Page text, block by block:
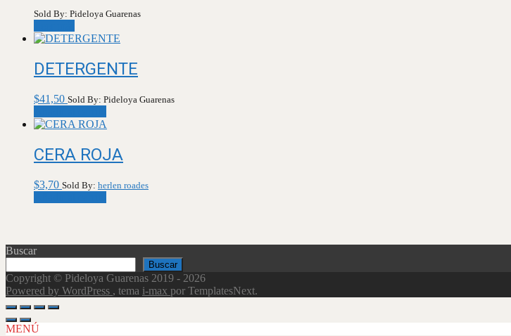
Sold By: Pideloya Guarenas
DETERGENTE
$41,50 Sold By: Pideloya Guarenas
CERA ROJA
$3,70 Sold By: herlen roades
Buscar
Buscar
Copyright © Pideloya Guarenas 2019 - 2026
Powered by WordPress , tema i-max por TemplatesNext.
Scroll
Up
MENÚ